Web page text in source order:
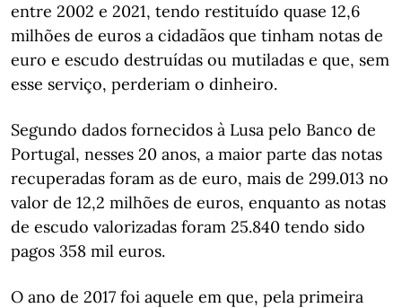
entre 2002 e 2021, tendo restituído quase 12,6
milhões de euros a cidadãos que tinham notas de
euro e escudo destruídas ou mutiladas e que, sem
esse serviço, perderiam o dinheiro.
Segundo dados fornecidos à Lusa pelo Banco de
Portugal, nesses 20 anos, a maior parte das notas
recuperadas foram as de euro, mais de 299.013 no
valor de 12,2 milhões de euros, enquanto as notas
de escudo valorizadas foram 25.840 tendo sido
pagos 358 mil euros.
O ano de 2017 foi aquele em que, pela primeira